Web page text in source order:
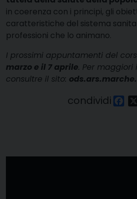
in coerenza con i principi, gli
caratteristiche del sistema
professioni che lo animano.
I prossimi appuntamenti del
marzo e il 7 aprile. Per maggiori
consultre il sito:
condividi